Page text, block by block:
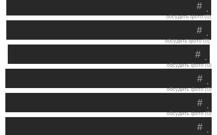
.
#
обсудить фото (0)
.
#
обсудить фото (0)
.
#
обсудить фото (0)
.
#
обсудить фото (0)
.
#
обсудить фото (0)
.
#